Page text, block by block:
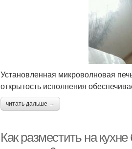
Установленная микроволновая
открытость исполнения
читать дальше →
Как разместить на